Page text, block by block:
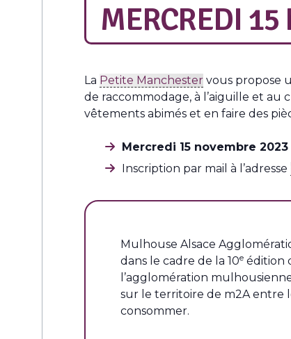
MERCREDI
La Petite Manchester vous propose
de raccommodage, à l’aiguille et au
vêtements abimés et en faire des
Mercredi 15 novembre
Inscription par mail à l’adresse
Mulhouse Alsace
dans le cadre de la 10e édition
l’agglomération
sur le territoire de m2A entre
consommer.